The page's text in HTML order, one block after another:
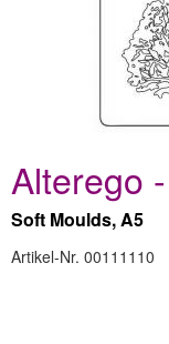
Alterego
Soft Moulds, A5
Artikel-Nr. 00111110